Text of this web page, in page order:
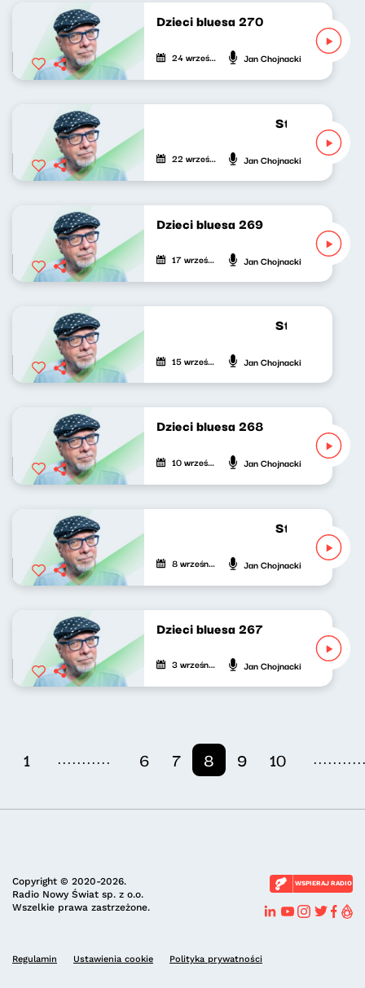
Dzieci bluesa 270
24 września 2025 Jan Chojnacki
Strumień
22 września 2025 Jan Chojnacki
Dzieci bluesa 269
17 września 2025 Jan Chojnacki
Strumień
15 września 2025 Jan Chojnacki
Dzieci bluesa 268
10 września 2025 Jan Chojnacki
Strumień
8 września 2025 Jan Chojnacki
Dzieci bluesa 267
3 września 2025 Jan Chojnacki
1 ........... 6 7 8 9 10
Copyright © 2020-2026.
Radio Nowy Świat sp. z o.o.
Wszelkie prawa zastrzeżone.
WSPIERAJ RADIO
Regulamin Ustawienia cookie Polityka prywatności